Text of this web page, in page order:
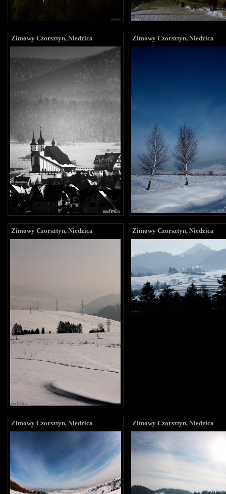
Zimowy Czorsztyn, Niedzica Zimowy Czorsztyn, Niedzica
Zimowy Czorsztyn, Niedzica Zimowy Czorsztyn, Niedzica
Zimowy Czorsztyn, Niedzica Zimowy Czorsztyn, Niedzica